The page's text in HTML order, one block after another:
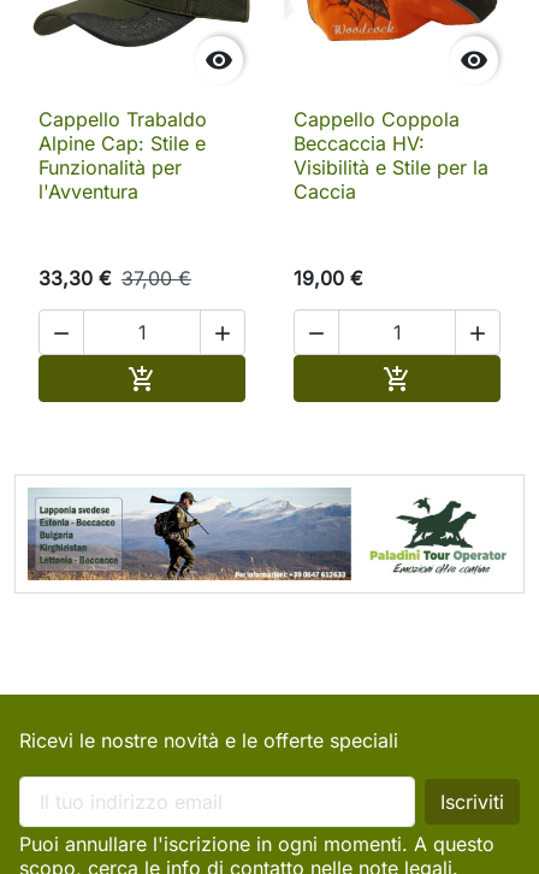

Cappello Trabaldo
Alpine Cap: Stile e
Funzionalità per
l'Avventura
33,30 € 37,00 €
 


Cappello Coppola
Beccaccia HV:
Visibilità e Stile per la
Caccia
19,00 €
 

Ricevi le nostre novità e le offerte speciali
Puoi annullare l'iscrizione in ogni momenti. A questo
scopo, cerca le info di contatto nelle note legali.